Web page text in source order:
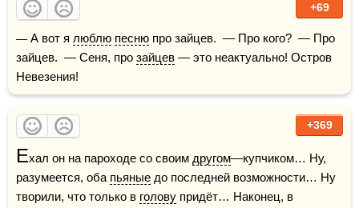
+69
— А вот я люблю песню про зайцев.  — Про кого?  — Про
зайцев.  — Сеня, про зайцев — это неактуально! Остров
Невезения!
+369
Ехал он на пароходе со своим другом—купчиком… Ну,
разумеется, оба пьяные до последней возможности… Ну
творили, что только в голову придёт… Наконец, в